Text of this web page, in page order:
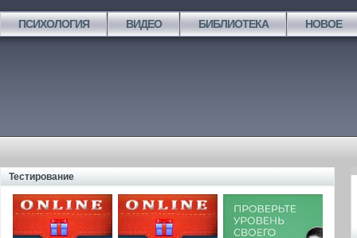
ПСИХОЛОГИЯ ВИДЕО БИБЛИОТЕКА НОВОЕ
Тестирование